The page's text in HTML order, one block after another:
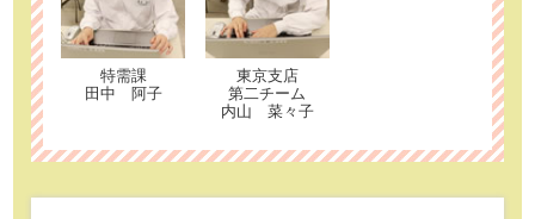
特需課
田中 阿子
東京支店
第二チーム
内山 菜々子